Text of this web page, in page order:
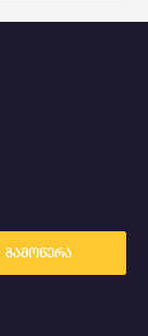
გამოწერა